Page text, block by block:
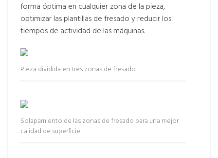
forma óptima en cualquier zona de la pieza,
optimizar las plantillas de fresado y reducir los
tiempos de actividad de las máquinas.
Pieza dividida en tres zonas de fresado
Solapamiento de las zonas de fresado para una mejor
calidad de superficie